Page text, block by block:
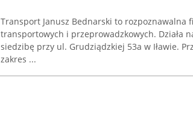
Transport Janusz Bednarski to rozpoznawalna
transportowych i przeprowadzkowych. Działa
siedzibę przy ul. Grudziądzkiej 53a w Iławie.
zakres ...